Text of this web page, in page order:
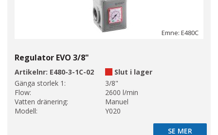
Emne: E480C
Regulator EVO 3/8"
Artikelnr: E480-3-1C-02
Slut i lager
Gänga storlek 1:
3/8"
Flow:
2600 l/min
Vatten dränering:
Manuel
Modell:
Y020
SE MER
SE MER